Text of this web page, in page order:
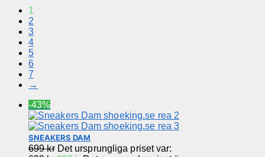
1
2
3
4
5
6
7
→
-43%
SNEAKERS DAM
699kr Det ursprungliga priset var: